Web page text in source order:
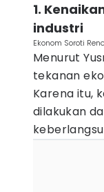
1.
industri
Ekonom Soroti
Menurut
tekanan
Karena itu,
dilakukan